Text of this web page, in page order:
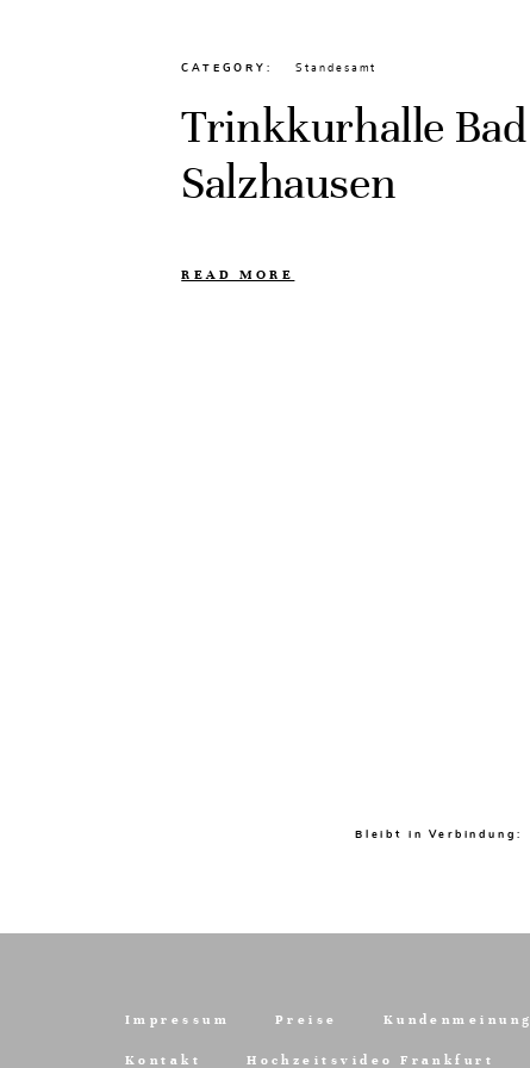
CATEGORY Standesamt
Trinkkurhalle Bad
Salzhausen
READ MORE
Bleibt in Verbindung:
Impressum Preise Kundenmeinung
Kontakt Hochzeitsvideo Frankfurt